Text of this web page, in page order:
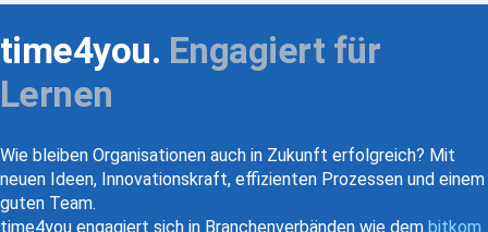
time4you. Engagiert für
Lernen
Wie bleiben Organisationen auch in Zukunft erfolgreich? Mit
neuen Ideen, Innovationskraft, effizienten Prozessen und einem
guten Team.
time4you engagiert sich in Branchenverbänden wie dem bitkom